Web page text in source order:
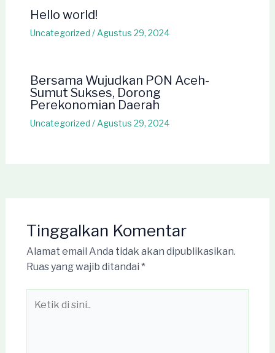
Hello world!
Uncategorized / Agustus 29, 2024
Bersama Wujudkan PON Aceh-
Sumut Sukses, Dorong
Perekonomian Daerah
Uncategorized / Agustus 29, 2024
Tinggalkan Komentar
Alamat email Anda tidak akan dipublikasikan.
Ruas yang wajib ditandai *